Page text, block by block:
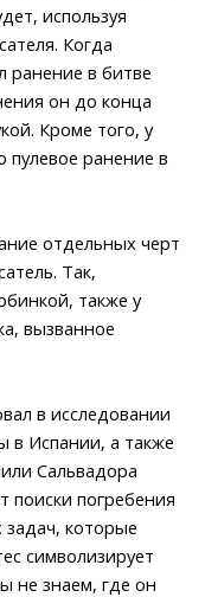
используя
Когда
ранение в битве
он до конца
Кроме того, у
ранение в
отдельных черт
Так,
также у
вызванное
в исследовании
в Испании, а также
Сальвадора
поиски погребения
которые
символизирует
не знаем, где он